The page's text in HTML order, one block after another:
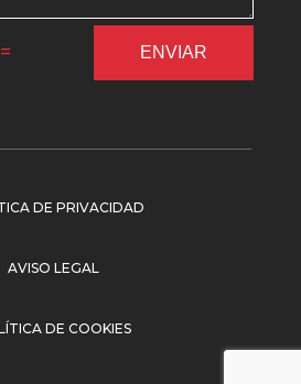
= ENVIAR
DE PRIVACIDAD
AVISO LEGAL
DE COOKIES